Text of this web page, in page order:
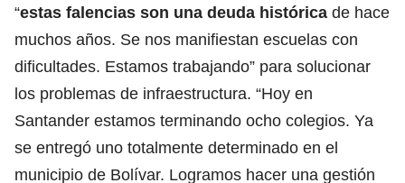
“estas falencias son una deuda histórica de hace
muchos años. Se nos manifiestan escuelas con
dificultades. Estamos trabajando” para solucionar
los problemas de infraestructura. “Hoy en
Santander estamos terminando ocho colegios. Ya
se entregó uno totalmente determinado en el
municipio de Bolívar. Logramos hacer una gestión